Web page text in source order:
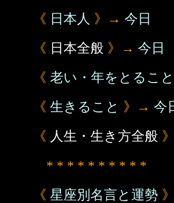
《 日本人 》→ 今日
《 日本全般 》→ 今日
《 老い・年をとること
《 生きること 》→ 今
《 人生・生き方全般
* * * * * * * * * *
《 星座別名言と運勢 》